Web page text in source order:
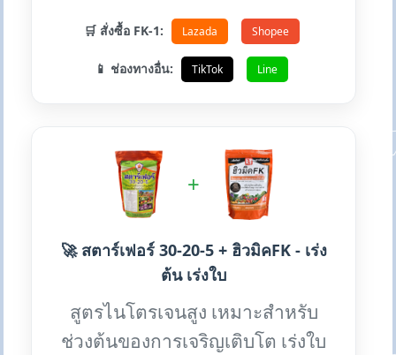
🛒 สั่งซื้อ FK-1: Lazada Shopee
📱 ช่องทางอื่น: TikTok Line
+
🚀 สตาร์เฟอร์ 30-20-5 + ฮิวมิคFK - เร่ง
ต้น เร่งใบ
สูตรไนโตรเจนสูง เหมาะสำหรับ
ช่วงต้นของการเจริญเติบโต เร่งใบ